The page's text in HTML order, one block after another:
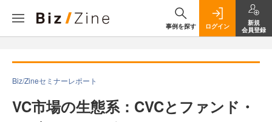
事例を探す ログイン
新規
会員登録
Biz/Zineセミナーレポート
VC市場の生態系：CVCとファンド・